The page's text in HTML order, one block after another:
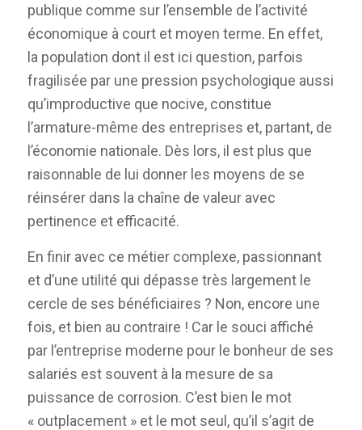
publique comme sur l’ensemble de l’activité
économique à court et moyen terme. En effet,
la population dont il est ici question, parfois
fragilisée par une pression psychologique aussi
qu’improductive que nocive, constitue
l’armature-même des entreprises et, partant, de
l’économie nationale. Dès lors, il est plus que
raisonnable de lui donner les moyens de se
réinsérer dans la chaîne de valeur avec
pertinence et efficacité.
En finir avec ce métier complexe, passionnant
et d’une utilité qui dépasse très largement le
cercle de ses bénéficiaires ? Non, encore une
fois, et bien au contraire ! Car le souci affiché
par l’entreprise moderne pour le bonheur de ses
salariés est souvent à la mesure de sa
puissance de corrosion. C’est bien le mot
« outplacement » et le mot seul, qu’il s’agit de